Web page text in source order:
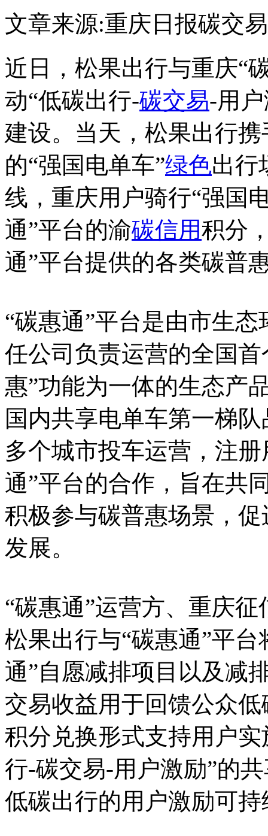
文章来源:重庆日报碳交
近日，松果出行与重庆“
动“低碳出行-碳交易-用
建设。当天，松果出行携
的“强国电单车”绿色出行
线，重庆用户骑行“强国
通”平台的渝碳信用积分
通”平台提供的各类碳普
“碳惠通”平台是由市生
任公司负责运营的全国首
惠”功能为一体的生态产
国内共享电单车第一梯
多个城市投车运营，注
通”平台的合作，旨在共
积极参与碳普惠场景，
发展。
“碳惠通”运营方、重庆
松果出行与“碳惠通”平
通”自愿减排项目以及减
交易收益用于回馈公众
积分兑换形式支持用户
行-碳交易-用户激励”的
低碳出行的用户激励可持